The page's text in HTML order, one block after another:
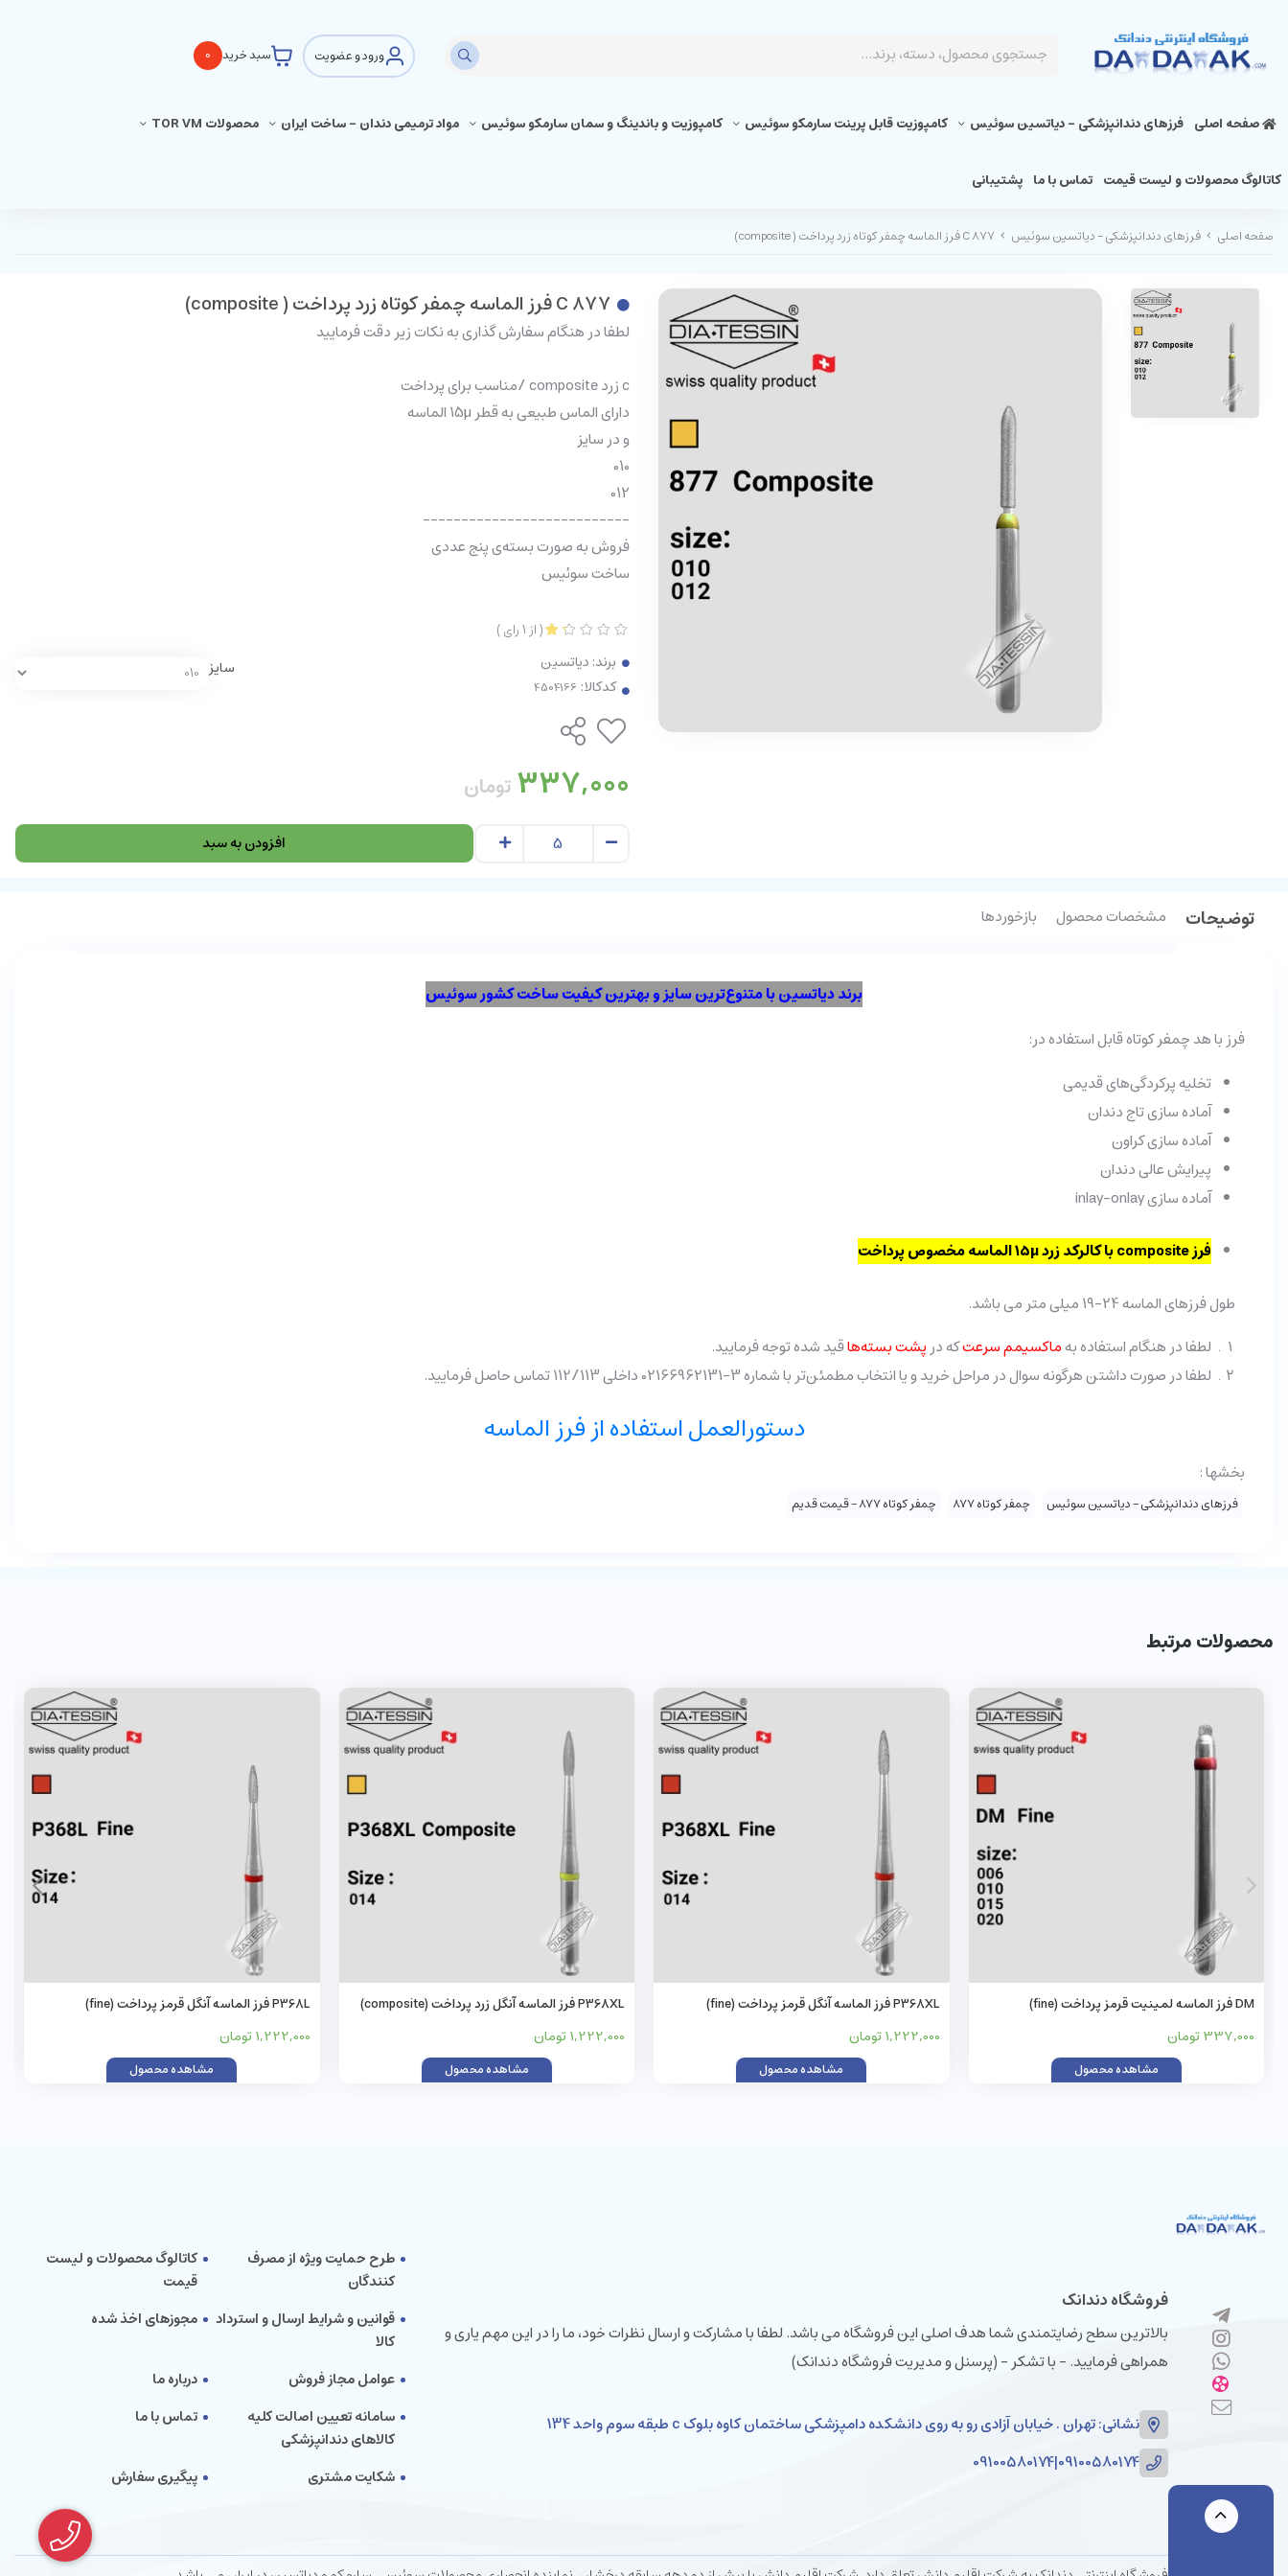
ورود و عضویت سبد خرید 0
صفحه اصلی فرزهای دندانپزشکی - دیاتسین سوئیس کامپوزیت قابل پرینت سارمکو سوئیس کامپوزیت و باندینگ و سمان سارمکو سوئیس مواد ترمیمی دندان - ساخت ایران محصولات TOR VM
کاتالوگ محصولات و لیست قیمت تماس با ما پشتیبانی
صفحه اصلی فرزهای دندانپزشکی - دیاتسین سوئیس
لطفا در هنگام سفارش گذاری به نکات زیر دقت فرمایید
c زرد composite /مناسب برای پرداخت
دارای الماس طبیعی به قطر 15µ الماسه
و در سایز
010
012
---------------------------
فروش به صورت بسته‌ی پنج عددی
ساخت سوئیس
(از1رای)
برند: دیاتسین
کدکالا:
سایز
337,000 تومان
افزودن به سبد
توضیحات مشخصات محصول بازخوردها
برند دیاتسین با متنوع‌ترین سایز و بهترین کیفیت ساخت کشور سوئیس
فرز با هد چمفر کوتاه قابل استفاده در:
تخلیه پرکردگی‌های قدیمی
آماده سازی تاج دندان
آماده سازی کراون
پیرایش عالی دندان
آماده سازی inlay-onlay
فرز composite با کالرکد زرد 15µ الماسه مخصوص پرداخت
طول فرزهای الماسه 24-19 میلی متر می باشد.
لطفا در هنگام استفاده بهماکسیمم سرعتکه درپشت بسته‌هاقید شده توجه فرمایید.
لطفا در صورت داشتن هرگونه سوال در مراحل خرید و یا انتخاب مطمئن‌تر با شماره 3-02166962131 داخلی 112/113 تماس حاصل فرمایید.
دستورالعمل استفاده از فرز الماسه
بخشها :
فرزهای دندانپزشکی - دیاتسین سوئیس چمفر کوتاه 877 چمفر کوتاه 877 - قیمت قدیم
محصولات مرتبط
DM فرز الماسه لمینیت قرمز پرداخت (fine)
337,000 تومان
مشاهده محصول
P368XL فرز الماسه آنگل قرمز پرداخت (fine)
1,222,000 تومان
مشاهده محصول
P368XL فرز الماسه آنگل زرد پرداخت (composite)
1,222,000 تومان
مشاهده محصول
P368L فرز الماسه آنگل قرمز پرداخت (fine)
1,222,000 تومان
مشاهده محصول
فروشگاه دندانک
بالاترین سطح رضایتمندی شما هدف اصلی این فروشگاه می باشد. لطفا با مشارکت و ارسال نظرات خود، ما را در این مهم یاری و
همراهی فرمایید. - با تشکر - (پرسنل و مدیریت فروشگاه دندانک)
نشانی: تهران . خیابان آزادی رو به روی دانشکده دامپزشکی ساختمان کاوه بلوک c طبقه سوم واحد 134
09100580174
|
09100580174
طرح حمایت ویژه از مصرف
کنندگان
کاتالوگ محصولات و لیست
قیمت
قوانین و شرایط ارسال و استرداد
کالا
مجوزهای اخذ شده
عوامل مجاز فروش
درباره ما
سامانه تعیین اصالت کلیه
کالاهای دندانپزشکی
تماس با ما
شکایت مشتری پیگیری سفارش